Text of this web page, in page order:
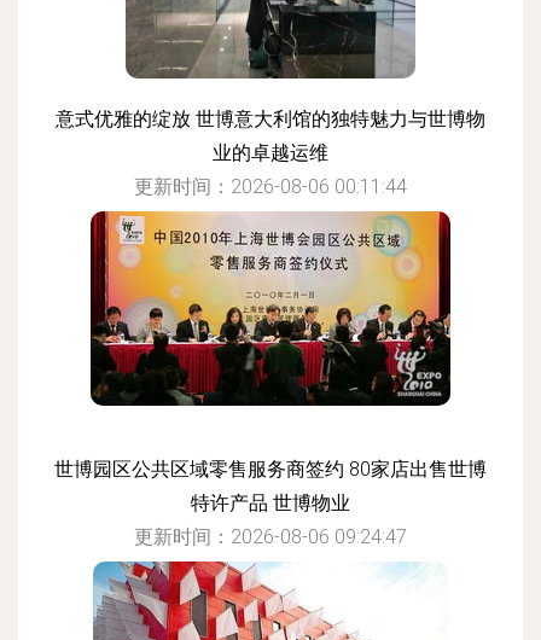
意式优雅的绽放 世博意大利馆的独特魅力与世博物
业的卓越运维
更新时间：2026-08-06 00:11:44
世博园区公共区域零售服务商签约 80家店出售世博
特许产品 世博物业
更新时间：2026-08-06 09:24:47